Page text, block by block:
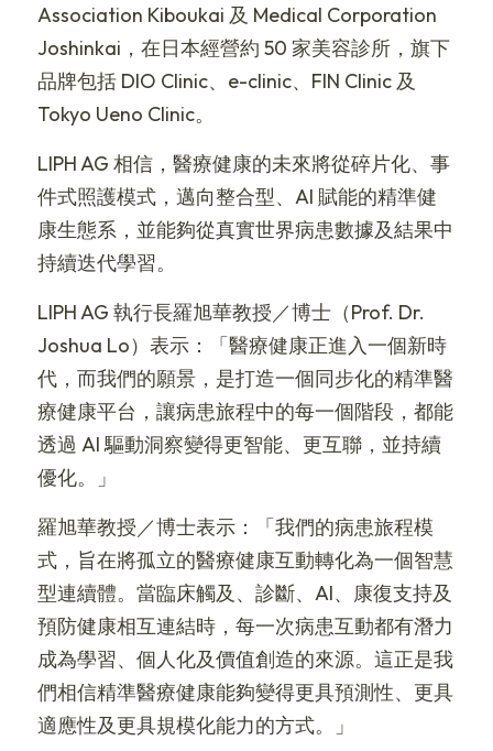
Association Kiboukai 及 Medical Corporation
Joshinkai，在日本經營約 50 家美容診所，旗下
品牌包括 DIO Clinic、e-clinic、FIN Clinic 及
Tokyo Ueno Clinic。
LIPH AG 相信，醫療健康的未來將從碎片化、事
件式照護模式，邁向整合型、AI 賦能的精準健
康生態系，並能夠從真實世界病患數據及結果中
持續迭代學習。
LIPH AG 執行長羅旭華教授／博士（Prof. Dr.
Joshua Lo）表示：「醫療健康正進入一個新時
代，而我們的願景，是打造一個同步化的精準醫
療健康平台，讓病患旅程中的每一個階段，都能
透過 AI 驅動洞察變得更智能、更互聯，並持續
優化。」
羅旭華教授／博士表示：「我們的病患旅程模
式，旨在將孤立的醫療健康互動轉化為一個智慧
型連續體。當臨床觸及、診斷、AI、康復支持及
預防健康相互連結時，每一次病患互動都有潛力
成為學習、個人化及價值創造的來源。這正是我
們相信精準醫療健康能夠變得更具預測性、更具
適應性及更具規模化能力的方式。」